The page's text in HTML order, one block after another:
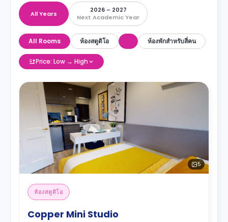
All Years
2026 – 2027
Next Academic Year
All Rooms ห้องสตูดิโอ ห้องพักสำหรับสี่คน
Price: Low → High
5
ห้องสตูดิโอ
Copper Mini Studio